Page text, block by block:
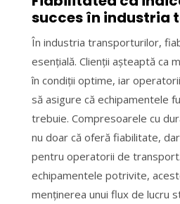
succes în industria
În industria transporturilor,
esențială. Clienții așteaptă ca
în condiții optime, iar
să asigure că echipamentele
trebuie. Compresoarele cu
nu doar că oferă fiabilitate,
pentru operatorii de
echipamentele potrivite,
menținerea unui flux de lucru